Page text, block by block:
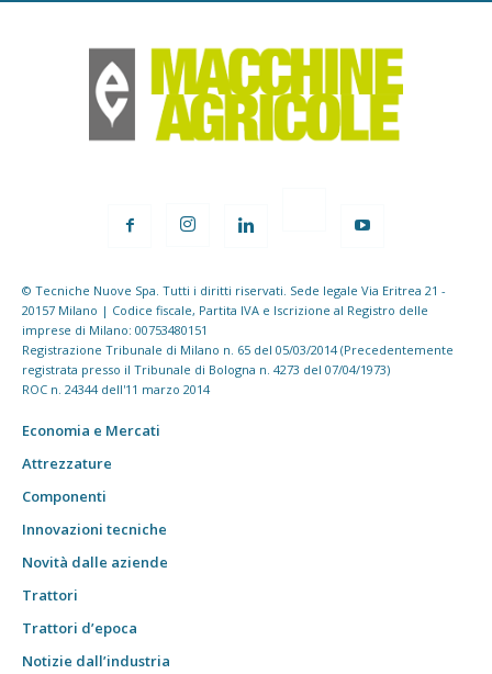
© Tecniche Nuove Spa. Tutti i diritti riservati. Sede legale Via Eritrea 21 -
20157 Milano | Codice fiscale, Partita IVA e Iscrizione al Registro delle
imprese di Milano: 00753480151
Registrazione Tribunale di Milano n. 65 del 05/03/2014 (Precedentemente
registrata presso il Tribunale di Bologna n. 4273 del 07/04/1973)
ROC n. 24344 dell'11 marzo 2014
Economia e Mercati
Attrezzature
Componenti
Innovazioni tecniche
Novità dalle aziende
Trattori
Trattori d’epoca
Notizie dall’industria